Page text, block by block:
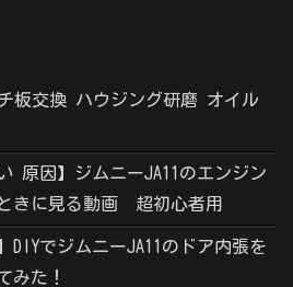
チ板交換 ハウジング研磨 オイル
原因】ジムニーJA11のエンジン
きに見る動画 超初心者用
DIYでジムニーJA11のドア内張を
みた！